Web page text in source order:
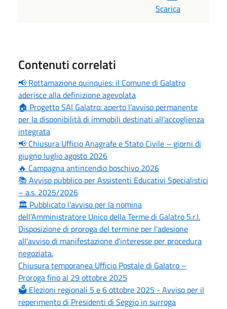
Scarica
Contenuti correlati
📢 Rottamazione quinquies: il Comune di Galatro
aderisce alla definizione agevolata
🏠 Progetto SAI Galatro: aperto l’avviso permanente
per la disponibilità di immobili destinati all’accoglienza
integrata
📢 Chiusura Ufficio Anagrafe e Stato Civile – giorni di
giugno luglio agosto 2026
🔥 Campagna antincendio boschivo 2026
📚 Avviso pubblico per Assistenti Educativi Specialistici
– a.s. 2025/2026
🏛️ Pubblicato l’avviso per la nomina
dell’Amministratore Unico della Terme di Galatro S.r.l.
Disposizione di proroga del termine per l'adesione
all'avviso di manifestazione d'interesse per procedura
negoziata.
Chiusura temporanea Ufficio Postale di Galatro –
Proroga fino al 29 ottobre 2025
🗳️ Elezioni regionali 5 e 6 ottobre 2025 - Avviso per il
reperimento di Presidenti di Seggio in surroga